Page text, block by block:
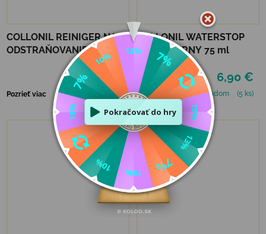
COLLONIL REINIGER NA
ODSTRAŇOVANIE ŠKVŔN
9,90 €
Pozrieť viac Skladom (>5 ks)
COLLONIL WATERSTOP
KRÉM ČIERNY 75 ml
6,90 €
Pozrieť viac Skladom (5 ks)